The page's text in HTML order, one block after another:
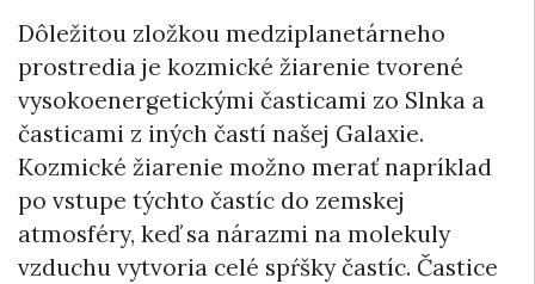
Dôležitou zložkou medziplanetárneho
prostredia je kozmické žiarenie tvorené
vysokoenergetickými časticami zo Slnka a
časticami z iných častí našej Galaxie.
Kozmické žiarenie možno merať napríklad
po vstupe týchto častíc do zemskej
atmosféry, keď sa nárazmi na molekuly
vzduchu vytvoria celé spŕšky častíc. Častice